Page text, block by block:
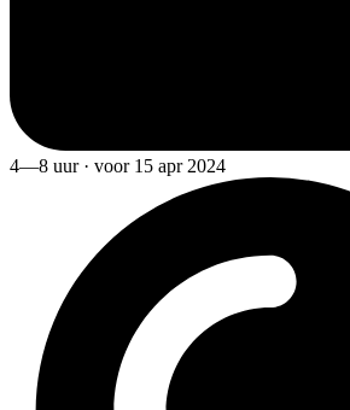
4—8 uur · voor 15 apr 2024